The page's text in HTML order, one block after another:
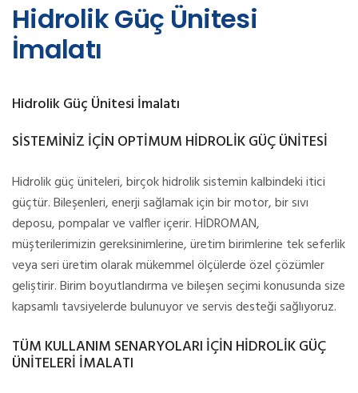
Hidrolik Güç Ünitesi
İmalatı
Hidrolik Güç Ünitesi İmalatı
SİSTEMİNİZ İÇİN OPTİMUM HİDROLİK GÜÇ ÜNİTESİ
Hidrolik güç üniteleri, birçok hidrolik sistemin kalbindeki itici
güçtür. Bileşenleri, enerji sağlamak için bir motor, bir sıvı
deposu, pompalar ve valfler içerir. HİDROMAN,
müşterilerimizin gereksinimlerine, üretim birimlerine tek seferlik
veya seri üretim olarak mükemmel ölçülerde özel çözümler
geliştirir. Birim boyutlandırma ve bileşen seçimi konusunda size
kapsamlı tavsiyelerde bulunuyor ve servis desteği sağlıyoruz.
TÜM KULLANIM SENARYOLARI İÇİN HİDROLİK GÜÇ
ÜNİTELERİ İMALATI